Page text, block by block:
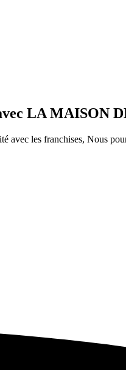
LA MAISON
les franchises, Nous